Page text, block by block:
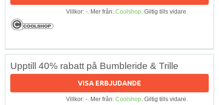
Villkor: -. Mer från: Coolshop. Giltig tills vidare.
Upptill 40% rabatt på Bumbleride & Trille
VISA ERBJUDANDE
Villkor: -. Mer från: Coolshop. Giltig tills vidare.